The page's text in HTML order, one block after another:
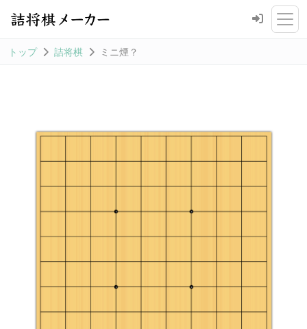
トップ 詰将棋 ミニ煙？